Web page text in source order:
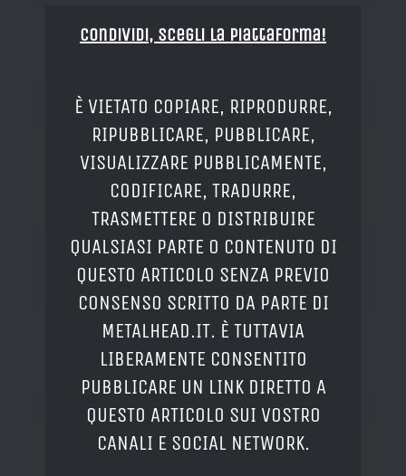
Condividi, Scegli la piattaforma!
È VIETATO COPIARE, RIPRODURRE,
RIPUBBLICARE, PUBBLICARE,
VISUALIZZARE PUBBLICAMENTE,
CODIFICARE, TRADURRE,
TRASMETTERE O DISTRIBUIRE
QUALSIASI PARTE O CONTENUTO DI
QUESTO ARTICOLO SENZA PREVIO
CONSENSO SCRITTO DA PARTE DI
METALHEAD.IT. È TUTTAVIA
LIBERAMENTE CONSENTITO
PUBBLICARE UN LINK DIRETTO A
QUESTO ARTICOLO SUI VOSTRO
CANALI E SOCIAL NETWORK.